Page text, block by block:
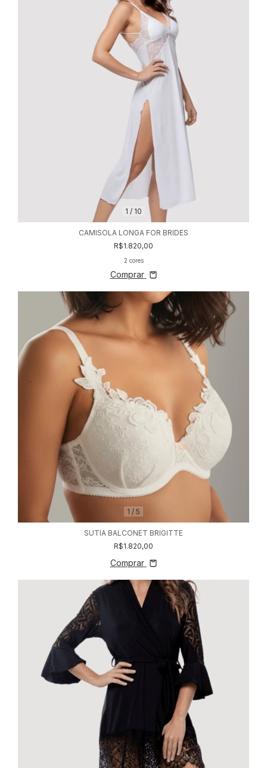
1 / 10
CAMISOLA LONGA FOR BRIDES
R$1.820,00
2 cores
Comprar
1 / 5
SUTIA BALCONET BRIGITTE
R$1.820,00
Comprar